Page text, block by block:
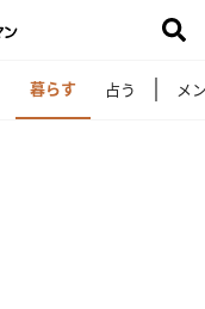
暮らす 占う メ